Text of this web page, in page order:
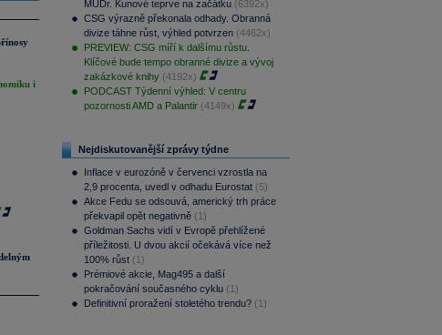
i
MUDr. Kunové teprve na začátku (6392x)
CSG výrazně překonala odhady. Obranná
divize táhne růst, výhled potvrzen (4462x)
PREVIEW: CSG míří k dalšímu růstu.
Klíčové bude tempo obranné divize a vývoj
zakázkové knihy (4192x)
PODCAST Týdenní výhled: V centru
pozornosti AMD a Palantir (4149x)
Nejdiskutovanější zprávy týdne
Inflace v eurozóně v červenci vzrostla na
2,9 procenta, uvedl v odhadu Eurostat (5)
Akce Fedu se odsouvá, americký trh práce
překvapil opět negativně (1)
Goldman Sachs vidí v Evropě přehlížené
příležitosti. U dvou akcií očekává více než
100% růst (1)
Prémiové akcie, Mag495 a další
pokračování současného cyklu (1)
Definitivní proražení stoletého trendu? (1)